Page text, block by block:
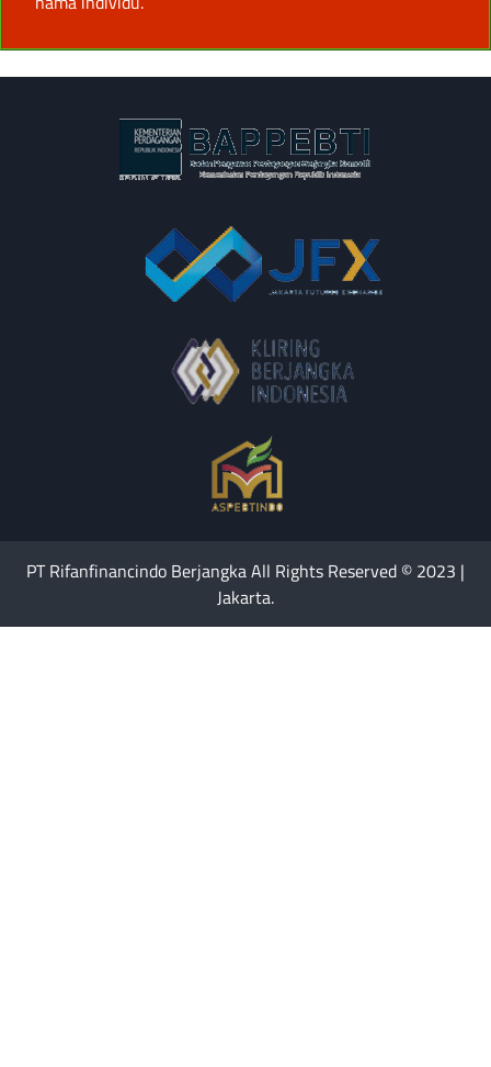
PT Rifanfinancindo Berjangka All Rights Reserved © 2023 |
Jakarta.